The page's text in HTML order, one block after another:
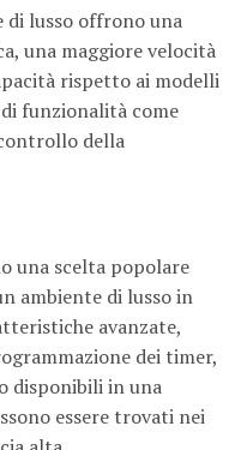
lusso offrono una
una maggiore velocità
rispetto ai modelli
funzionalità come
della
una scelta popolare
ambiente di lusso in
avanzate,
dei timer,
disponibili in una
essere trovati nei